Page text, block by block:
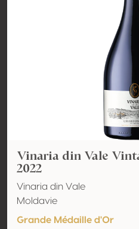
Vinaria din Vale
2022
Vinaria din Vale
Moldavie
Grande Médaille d'Or